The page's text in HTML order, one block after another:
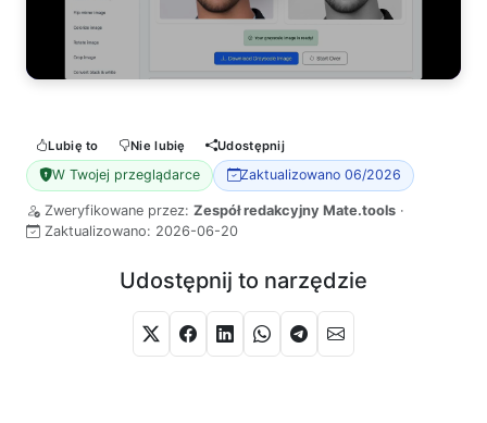
Lubię to Nie lubię Udostępnij
W Twojej przeglądarce Zaktualizowano 06/2026
Zweryfikowane przez: Zespół redakcyjny Mate.tools ·
Zaktualizowano: 2026-06-20
Udostępnij to narzędzie